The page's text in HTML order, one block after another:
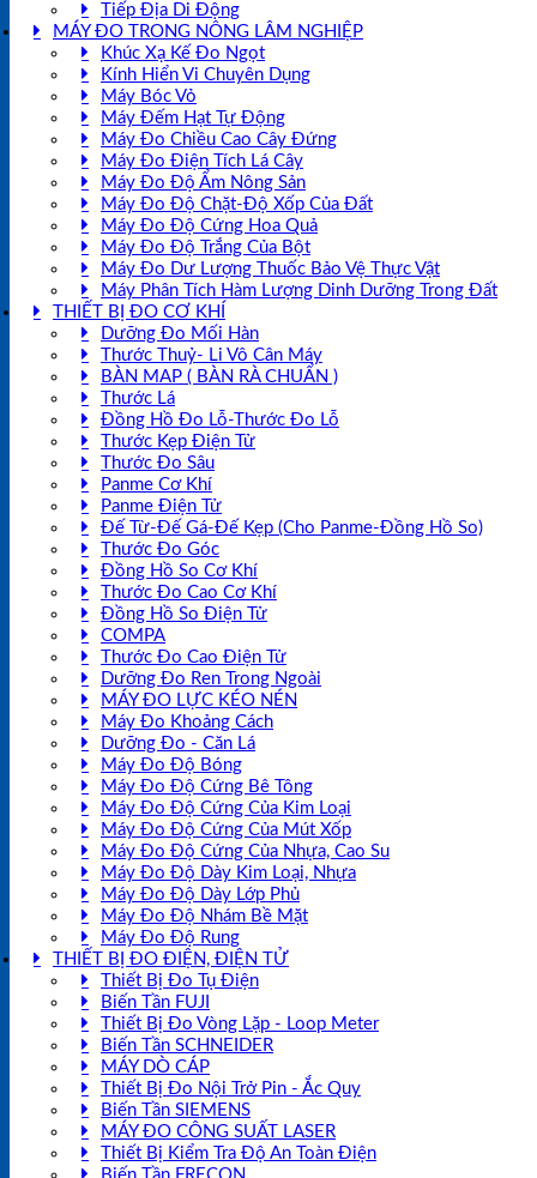
Tiếp Địa Di Động
MÁY ĐO TRONG NÔNG LÂM NGHIỆP
Khúc Xạ Kế Đo Ngọt
Kính Hiển Vi Chuyên Dụng
Máy Bóc Vỏ
Máy Đếm Hạt Tự Động
Máy Đo Chiều Cao Cây Đứng
Máy Đo Điện Tích Lá Cây
Máy Đo Độ Ẩm Nông Sản
Máy Đo Độ Chặt-Độ Xốp Của Đất
Máy Đo Độ Cứng Hoa Quả
Máy Đo Độ Trắng Của Bột
Máy Đo Dư Lượng Thuốc Bảo Vệ Thực Vật
Máy Phân Tích Hàm Lượng Dinh Dưỡng Trong Đất
THIẾT BỊ ĐO CƠ KHÍ
Dưỡng Đo Mối Hàn
Thước Thuỷ- Li Vô Cân Máy
BÀN MAP ( BÀN RÀ CHUẨN )
Thước Lá
Đồng Hồ Đo Lỗ-Thước Đo Lỗ
Thước Kẹp Điện Tử
Thước Đo Sâu
Panme Cơ Khí
Panme Điện Tử
Đế Từ-Đế Gá-Đế Kẹp (Cho Panme-Đồng Hồ So)
Thước Đo Góc
Đồng Hồ So Cơ Khí
Thước Đo Cao Cơ Khí
Đồng Hồ So Điện Tử
COMPA
Thước Đo Cao Điện Tử
Dưỡng Đo Ren Trong Ngoài
MÁY ĐO LỰC KÉO NÉN
Máy Đo Khoảng Cách
Dưỡng Đo - Căn Lá
Máy Đo Độ Bóng
Máy Đo Độ Cứng Bê Tông
Máy Đo Độ Cứng Của Kim Loại
Máy Đo Độ Cứng Của Mút Xốp
Máy Đo Độ Cứng Của Nhựa, Cao Su
Máy Đo Độ Dày Kim Loại, Nhựa
Máy Đo Độ Dày Lớp Phủ
Máy Đo Độ Nhám Bề Mặt
Máy Đo Độ Rung
THIẾT BỊ ĐO ĐIỆN, ĐIỆN TỬ
Thiết Bị Đo Tụ Điện
Biến Tần FUJI
Thiết Bị Đo Vòng Lặp - Loop Meter
Biến Tần SCHNEIDER
MÁY DÒ CÁP
Thiết Bị Đo Nội Trở Pin - Ắc Quy
Biến Tần SIEMENS
MÁY ĐO CÔNG SUẤT LASER
Thiết Bị Kiểm Tra Độ An Toàn Điện